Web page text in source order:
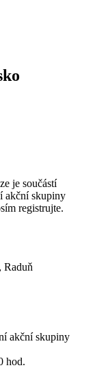
je součástí
akční skupiny
registrujte.
Raduň
akční skupiny
hod.